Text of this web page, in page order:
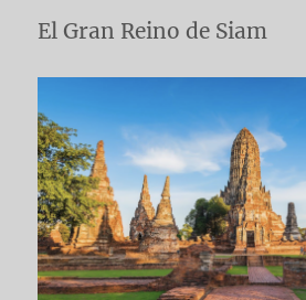
El Gran Reino de Siam